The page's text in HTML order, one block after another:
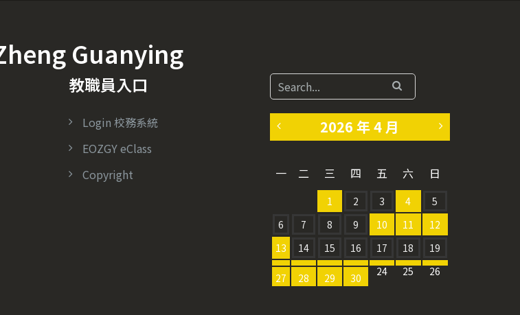
Guanying
教職員入口
Login 校務系統
EOZGY eClass
Copyright
2026 年 4 月
一 二 三 四 五 六 日
月
1 2 3 4
5
6
7 8 9 10 11
12
13
14 15 16 17 18
19
20
21 22 23 24 25 26
27 28 29 30